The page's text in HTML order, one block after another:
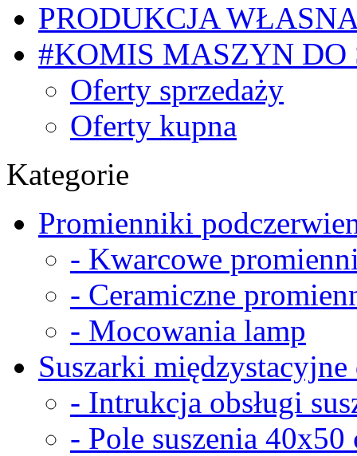
PRODUKCJA
#KOMIS MASZYN DO
Oferty sprzedaży
Oferty kupna
Kategorie
Promienniki
- Kwarcowe
- Ceramiczne
- Mocowania lamp
Suszarki
- Intrukcja obsługi
- Pole suszenia 40x50